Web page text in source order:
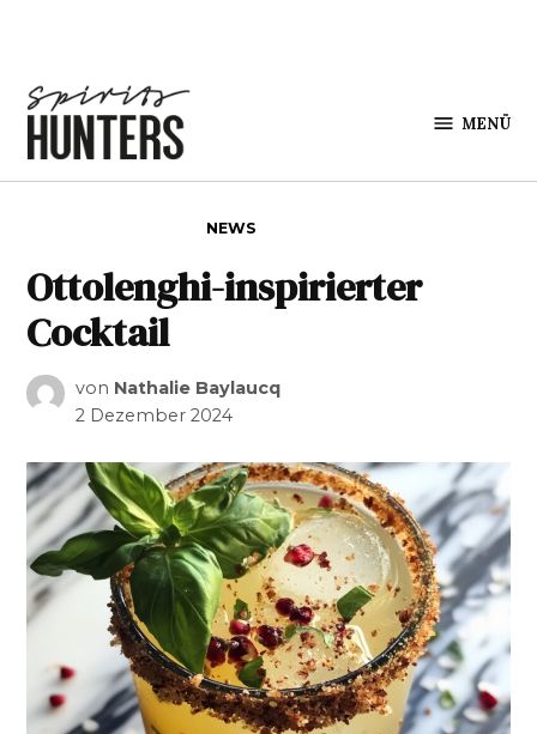
MENÜ
NEWS
Ottolenghi-inspirierter
Cocktail
von Nathalie Baylaucq
2 Dezember 2024